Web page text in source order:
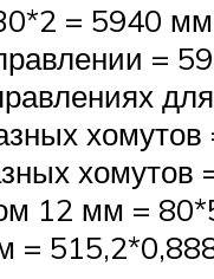
= 5940
=
хомутов
12 мм =
515,2*0,888